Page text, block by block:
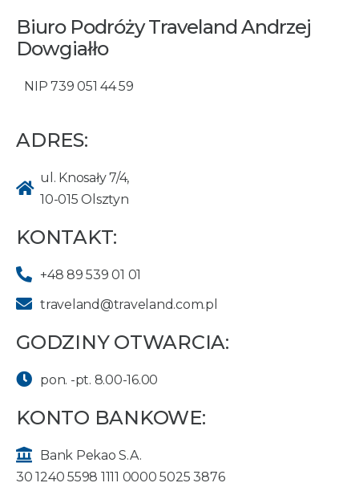
Biuro Podróży Traveland Andrzej
Dowgiałło
NIP 739 051 44 59
ADRES:
ul. Knosały 7/4,
10-015 Olsztyn
KONTAKT:
+48 89 539 01 01
traveland@traveland.com.pl
GODZINY OTWARCIA:
pon. -pt. 8.00-16.00
KONTO BANKOWE:
Bank Pekao S.A.
30 1240 5598 1111 0000 5025 3876